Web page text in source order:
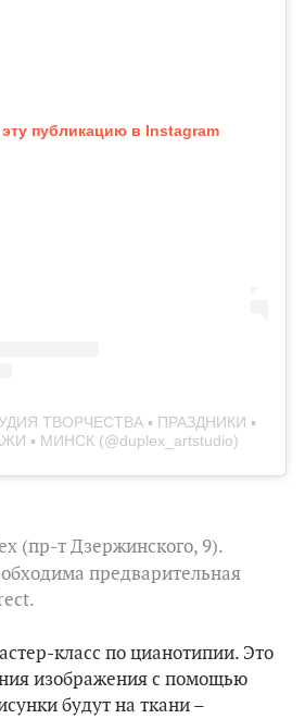
публикацию в Instagram
ТВОРЧЕСТВА ▪️ ПРАЗДНИКИ ▪️
▪️ МИНСК (@duplex_artstudio)
(пр-т Дзержинского, 9).
предварительная
класс по цианотипии. Это
изображения с помощью
будут на ткани –